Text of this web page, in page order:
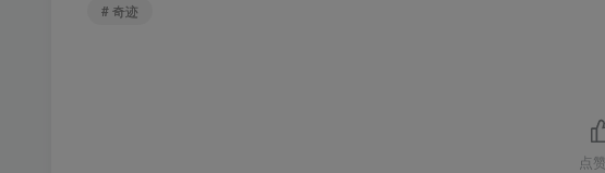
# 奇迹
点赞